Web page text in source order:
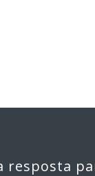
resposta